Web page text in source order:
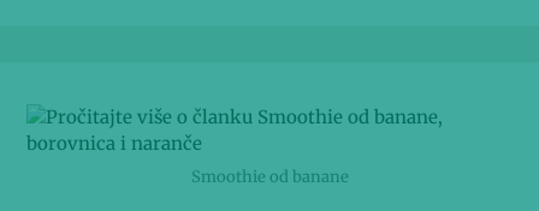
Smoothie od banane